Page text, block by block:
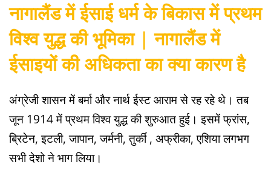
नागालैंड में ईसाई धर्म के बिकास में प्रथम
विश्व युद्ध की भूमिका | नागालैंड में
ईसाइयों की अधिकता का क्या कारण है
अंग्रेजी शासन में बर्मा और नार्थ ईस्ट आराम से रह रहे थे। तब
जून 1914 में प्रथम विश्व युद्ध की शुरुआत हुई। इसमें फ्रांस,
ब्रिटेन, इटली, जापान, जर्मनी, तुर्की , अफ्रीका, एशिया लगभग
सभी देशो ने भाग लिया।